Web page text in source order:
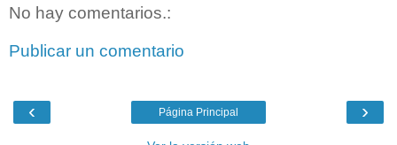
No hay comentarios.:
Publicar un comentario
‹ ›
Página Principal